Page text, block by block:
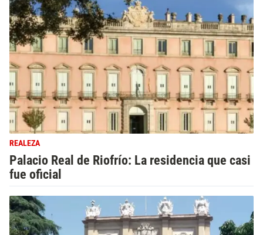
REALEZA
Palacio Real de Riofrío: La residencia que casi
fue oficial